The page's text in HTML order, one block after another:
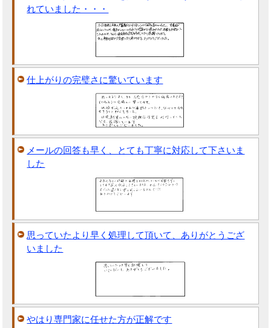
れていました・・・
仕上がりの完璧さに驚いています
メールの回答も早く、とても丁寧に対応して下さいま
した
思っていたより早く処理して頂いて、ありがとうござ
いました
やはり専門家に任せた方が正解です